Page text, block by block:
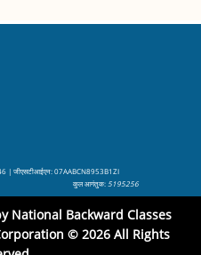
| जीएसटीआईएन: 07AABCN8953B1ZI
कुल आगंतुक: 5195256
National Backward Classes
© 2026 All Rights